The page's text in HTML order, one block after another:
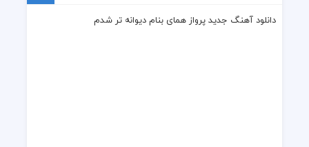
دانلود آهنگ جدید پرواز همای بنام دیوانه تر شدم